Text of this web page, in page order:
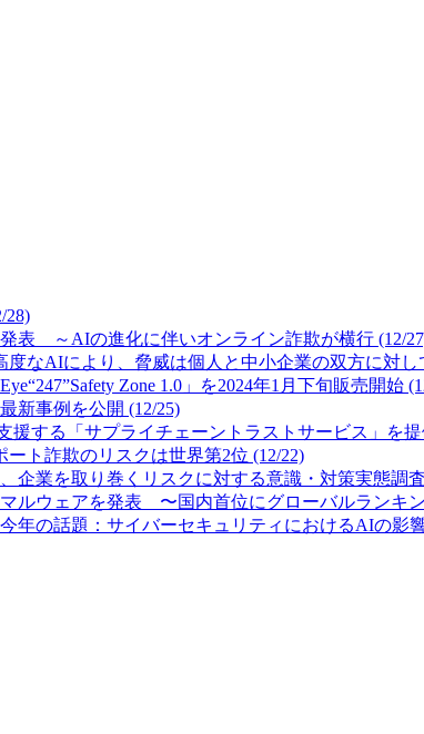
28)
表 ～AIの進化に伴いオンライン詐欺が横行 (12/
なAIにより、脅威は個人と中小企業の双方に対し
Zone 1.0」を2024年1月下旬販売開始
新事例を公開 (12/25)
する「サプライチェーントラストサービス」を提
ト詐欺のリスクは世界第2位 (12/22)
企業を取り巻くリスクに対する意識・対策実態調
ルウェアを発表 〜国内首位にグローバルランキ
年の話題：サイバーセキュリティにおけるAIの影